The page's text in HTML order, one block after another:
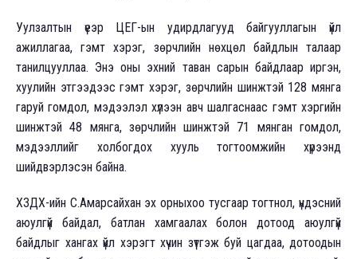
Уулзалтын үеэр ЦЕГ-ын удирдлагууд байгууллагын үйл
ажиллагаа, гэмт хэрэг, зөрчлийн нөхцөл байдлын талаар
танилцууллаа. Энэ оны эхний таван сарын байдлаар иргэн,
хуулийн этгээдээс гэмт хэрэг, зөрчлийн шинжтэй 128 мянга
гаруй гомдол, мэдээлэл хүлээн авч шалгаснаас гэмт хэргийн
шинжтэй 48 мянга, зөрчлийн шинжтэй 71 мянган гомдол,
мэдээллийг холбогдох хууль тогтоомжийн хүрээнд
шийдвэрлэсэн байна.
ХЗДХ-ийн С.Амарсайхан эх орныхоо тусгаар тогтнол, үндэсний
аюулгүй байдал, батлан хамгаалах болон дотоод аюулгүй
байдлыг хангах үйл хэрэгт хүчин зүтгэж буй цагдаа, дотоодын